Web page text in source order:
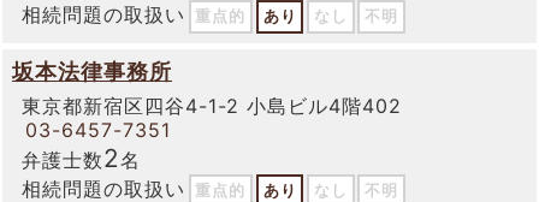
相続問題の取扱い
重点的 あり なし 不明
坂本法律事務所
東京都新宿区四谷4-1-2 小島ビル4階402
03-6457-7351
弁護士数2名
相続問題の取扱い
重点的 あり なし 不明